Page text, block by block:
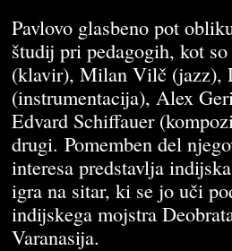
Pavlovo glasbeno pot
študij pri pedagogih, kot
(klavir), Milan Vilč (jazz),
(instrumentacija), Alex
Edvard Schiffauer
drugi. Pomemben del
interesa predstavlja
igra na sitar, ki se jo uči
indijskega mojstra
Varanasija.